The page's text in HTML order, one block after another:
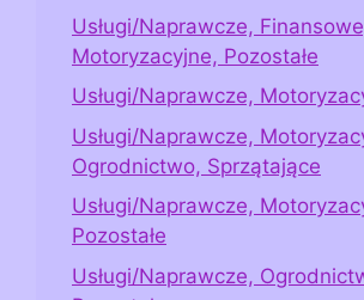
Usługi/Naprawcze,
Motoryzacyjne, Pozostałe
Usługi/Naprawcze,
Usługi/Naprawcze,
Ogrodnictwo, Sprzątające
Usługi/Naprawcze,
Pozostałe
Usługi/Naprawcze,